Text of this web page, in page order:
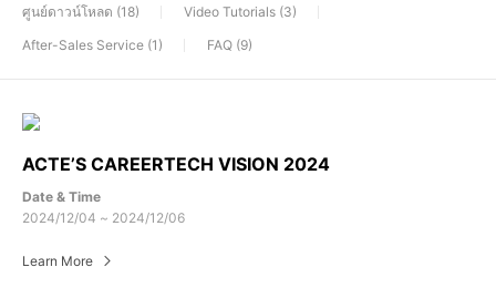
ศูนย์ดาวน์โหลด (18)
Video Tutorials (3)
After-Sales Service (1)
FAQ (9)
ACTE’S CAREERTECH VISION 2024
Date & Time
2024/12/04 ~ 2024/12/06
Learn More